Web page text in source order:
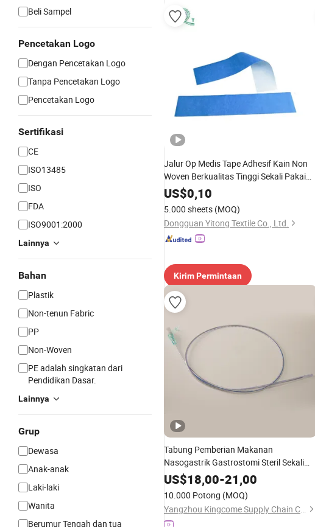
Beli Sampel
Pencetakan Logo
Dengan Pencetakan Logo
Tanpa Pencetakan Logo
Pencetakan Logo
Sertifikasi
CE
ISO13485
ISO
FDA
ISO9001:2000
Lainnya
Bahan
Plastik
Non-tenun Fabric
PP
Non-Woven
PE adalah singkatan dari
Pendidikan Dasar.
Lainnya
Grup
Dewasa
Anak-anak
Laki-laki
Wanita
Berumur Tengah dan tua
Jalur Op Medis Tape Adhesif Kain Non
Woven Berkualitas Tinggi Sekali Pakai
10*50 Digunakan untuk Tirai Bedah
US$0,10
5.000 sheets (MOQ)
Dongguan Yitong Textile Co., Ltd.
Kirim Permintaan
Tabung Pemberian Makanan
Nasogastrik Gastrostomi Steril Sekali
Pakai Non-Toksik dengan Stylet
Pembersih
US$18,00-21,00
10.000 Potong (MOQ)
Yangzhou Kingcome Supply Chain Co., Ltd